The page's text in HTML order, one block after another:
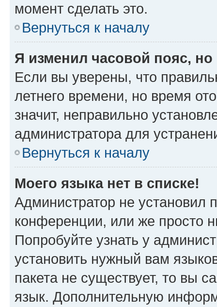
момент сделать это.
Вернуться к началу
Я изменил часовой пояс,
Если вы уверены, что
летнего времени, но время
значит, неправильно
администратора для
Вернуться к началу
Моего языка нет в списке!
Администратор не установил
конференции, или же просто
Попробуйте узнать у
установить нужный вам
пакета не существует, то вы
язык. Дополнительную